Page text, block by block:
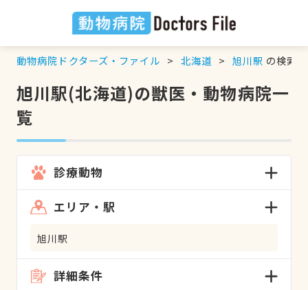
動物病院ドクターズ・ファイル 北海道 旭川駅 の検索
旭川駅(北海道)の獣医・動物病院一
覧
診療動物
エリア・駅
旭川駅
詳細条件